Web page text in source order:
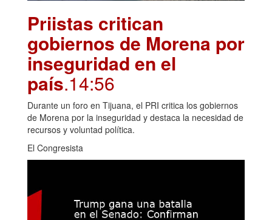
Priistas critican
gobiernos de Morena por
inseguridad en el
país.14:56
Durante un foro en Tijuana, el PRI critica los gobiernos
de Morena por la inseguridad y destaca la necesidad de
recursos y voluntad política.
El Congresista